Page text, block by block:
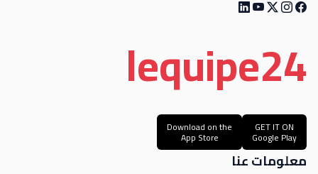
lequipe24
GET IT ON
Google Play
Download on the
App Store
معلومات عنا